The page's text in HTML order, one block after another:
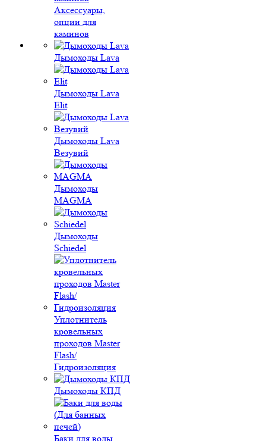
Аксессуары,
опции для
каминов
Дымоходы Lava
Дымоходы Lava
Elit
Дымоходы Lava
Везувий
Дымоходы
MAGMA
Дымоходы
Schiedel
Уплотнитель
кровельных
проходов Master
Flash/
Гидроизоляция
Дымоходы КПД
Баки для воды